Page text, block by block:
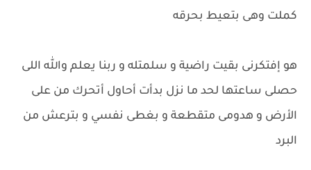
كملت وهى بتعيط بحرقه
هو إفتكرنى بقيت راضية و سلمتله و ربنا يعلم والله اللى
حصلى ساعتها لحد ما نزل بدأت أحاول أتحرك من على
الأرض و هدومى متقطعة و بغطى نفسي و بترعش من
البرد